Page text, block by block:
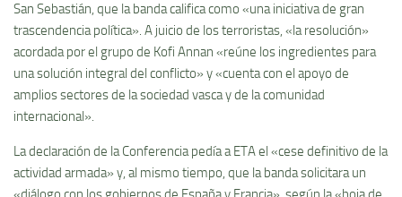
San Sebastián, que la banda califica como «una iniciativa de gran
trascendencia política». A juicio de los terroristas, «la resolución»
acordada por el grupo de Kofi Annan «reúne los ingredientes para
una solución integral del conflicto» y «cuenta con el apoyo de
amplios sectores de la sociedad vasca y de la comunidad
internacional».
La declaración de la Conferencia pedía a ETA el «cese definitivo de la
actividad armada» y, al mismo tiempo, que la banda solicitara un